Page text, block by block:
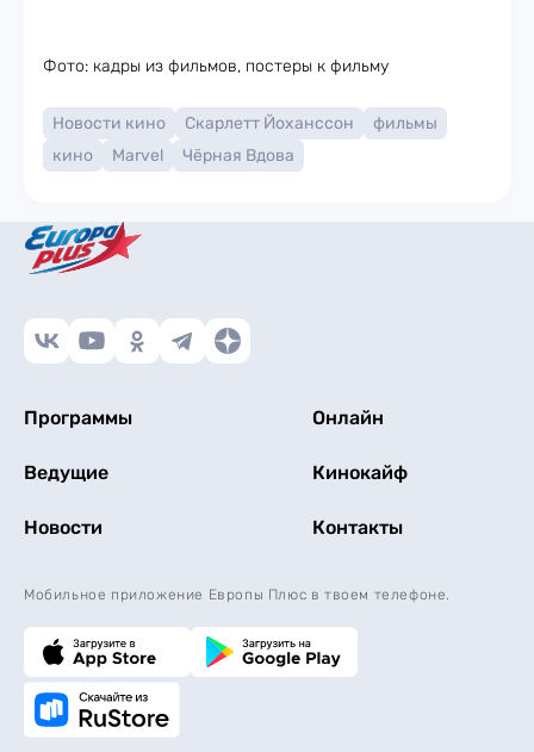
Фото: кадры из фильмов, постеры к фильму
Новости кино Скарлетт Йоханссон
фильмы
кино
Marvel Чёрная Вдова
Программы Онлайн
Ведущие Кинокайф
Новости Контакты
Мобильное приложение Европы Плюс в твоем телефоне.